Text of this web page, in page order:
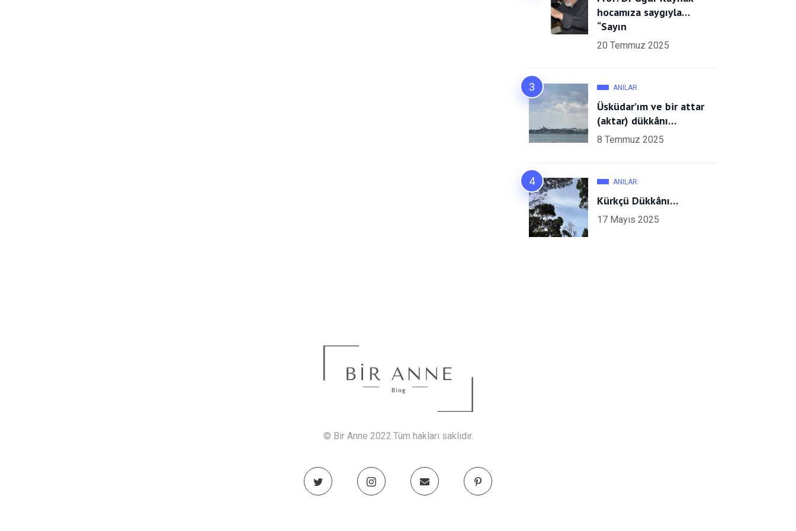
hocamıza saygıyla…
“Sayın
20 Temmuz 2025
ANILAR
Üsküdar’ım ve bir attar
(aktar) dükkânı…
8 Temmuz 2025
ANILAR
Kürkçü Dükkânı…
17 Mayıs 2025
© Bir Anne 2022.Tüm hakları saklıdır.